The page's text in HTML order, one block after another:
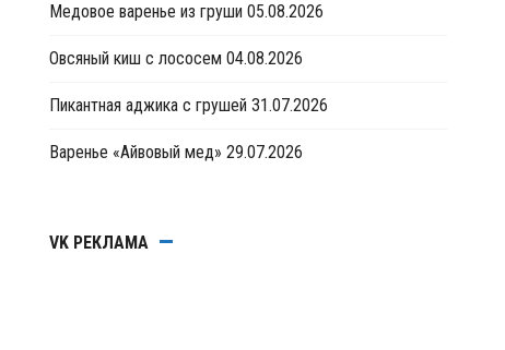
Медовое варенье из груши 05.08.2026
Овсяный киш с лососем 04.08.2026
Пикантная аджика с грушей 31.07.2026
Варенье «Айвовый мед» 29.07.2026
VK РЕКЛАМА